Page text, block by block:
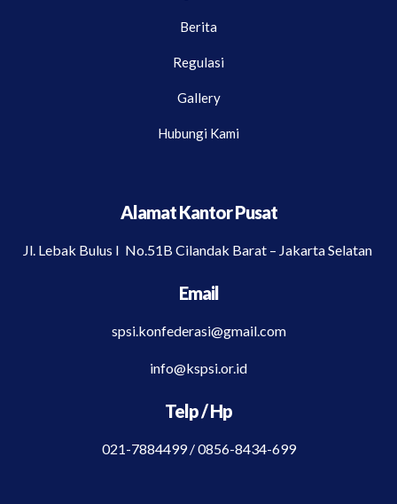
Berita
Regulasi
Gallery
Hubungi Kami
Alamat Kantor Pusat
Jl. Lebak Bulus I No.51B Cilandak Barat – Jakarta Selatan
Email
spsi.konfederasi@gmail.com
info@kspsi.or.id
Telp / Hp
021-7884499 / 0856-8434-699